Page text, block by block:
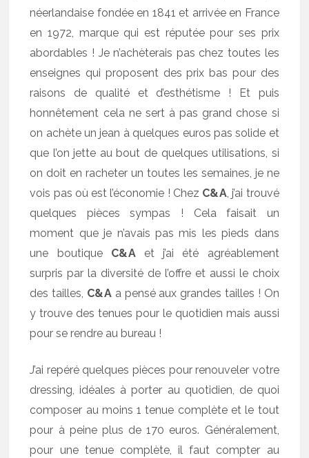
néerlandaise fondée en 1841 et arrivée en France
en 1972, marque qui est réputée pour ses prix
abordables ! Je n’achèterais pas chez toutes les
enseignes qui proposent des prix bas pour des
raisons de qualité et d’esthétisme ! Et puis
honnêtement cela ne sert à pas grand chose si
on achète un jean à quelques euros pas solide et
que l’on jette au bout de quelques utilisations, si
on doit en racheter un toutes les semaines, je ne
vois pas où est l’économie ! Chez C&A, j’ai trouvé
quelques pièces sympas ! Cela faisait un
moment que je n’avais pas mis les pieds dans
une boutique C&Aet j’ai été agréablement
surpris par la diversité de l’offre et aussi le choix
des tailles, C&A a pensé aux grandes tailles ! On
y trouve des tenues pour le quotidien mais aussi
pour se rendre au bureau !
J’ai repéré quelques pièces pour renouveler votre
dressing, idéales à porter au quotidien, de quoi
composer au moins 1 tenue complète et le tout
pour à peine plus de 170 euros. Généralement,
pour une tenue complète, il faut compter au